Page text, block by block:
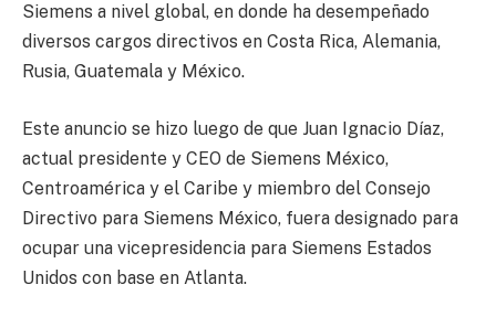
Siemens a nivel global, en donde ha desempeñado
diversos cargos directivos en Costa Rica, Alemania,
Rusia, Guatemala y México.
Este anuncio se hizo luego de que Juan Ignacio Díaz,
actual presidente y CEO de Siemens México,
Centroamérica y el Caribe y miembro del Consejo
Directivo para Siemens México, fuera designado para
ocupar una vicepresidencia para Siemens Estados
Unidos con base en Atlanta.